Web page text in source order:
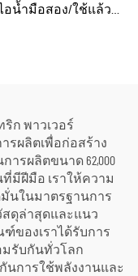
อน้ำมือสอง/ใช้แล้วที่
ก พาวเวอร์
รผลิตเพื่อก่อสร้าง
รผลิตขนาด 62,000
มีฝีมือ เราให้ความ
นในมาตรฐานการ
ดุล่าสุดและแนว
ของเราได้รับการ
รับกันทั่วโลก
นการใช้พลังงานและ